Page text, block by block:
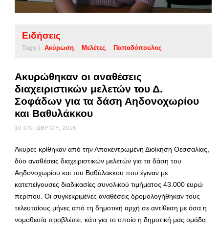
Ειδήσεις
Tags | Ακύρωση Μελέτες Παπαδόπουλος
Ακυρώθηκαν οι αναθέσεις
διαχειριστικών μελετών του Δ.
Σοφάδων για τα δάση Αηδονοχωρίου
και Βαθυλάκκου
10 ΟΚΤΩΒΡΊΟΥ, 2016
Άκυρες κρίθηκαν από την Αποκεντρωμένη Διοίκηση Θεσσαλίας,
δύο αναθέσεις διαχειριστικών μελετών για τα δάση του
Αηδονοχωρίου και του Βαθύλακκου που έγιναν με
κατεπείγουσες διαδικασίες συνολικού τιμήματος 43.000 ευρώ
περίπου. Οι συγκεκριμένες αναθέσεις δρομολογήθηκαν τους
τελευταίους μήνες από τη δημοτική αρχή σε αντίθεση με όσα η
νομοθεσία προβλέπει, κάτι για το οποίο η δημοτική μας ομάδα